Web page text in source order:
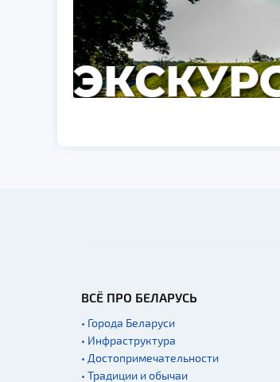
ВСЁ ПРО БЕЛАРУСЬ
• Города Беларуси
• Инфраструктура
• Достопримечательности
• Традиции и обычаи